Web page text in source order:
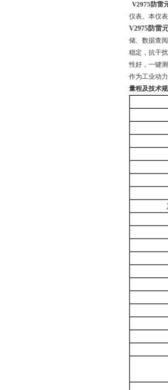
V2975防雷
仪表。本仪
V2975防雷
储、数据查
稳定，抗干扰
性好，一键
作为工业动
量程及技术规